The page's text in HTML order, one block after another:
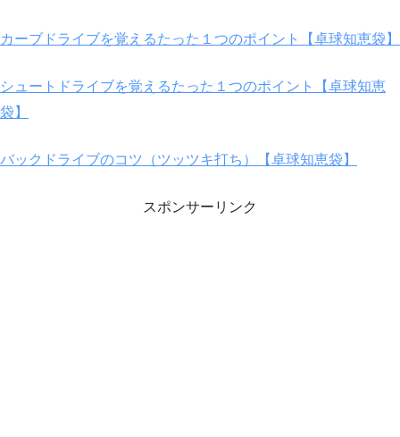
カーブドライブを覚えるたった１つのポイント【卓球知恵袋】
シュートドライブを覚えるたった１つのポイント【卓球知恵
袋】
バックドライブのコツ（ツッツキ打ち）【卓球知恵袋】
スポンサーリンク